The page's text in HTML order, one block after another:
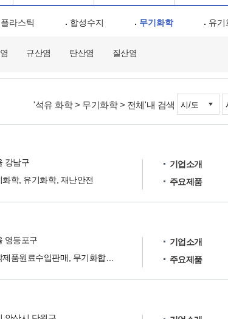
플라스틱 합성수지 무기화학 유기
규산염 탄산염 질산염
'석유 화학 > 무기화학 > 전체'내 검색
강남구
화학, 유기화학, 재난안전
기업소개
주요제품
영등포구
화학제품원료수입판매, 무기화합물,유기화합물,유기용제
기업소개
주요제품